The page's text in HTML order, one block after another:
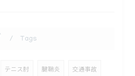
Tags
テニス肘 腱鞘炎 交通事故